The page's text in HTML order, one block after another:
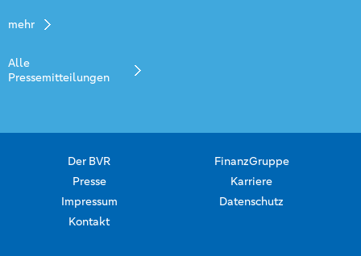
mehr
Alle
Pressemitteilungen
Der BVR
FinanzGruppe
Presse
Karriere
Impressum
Datenschutz
Kontakt